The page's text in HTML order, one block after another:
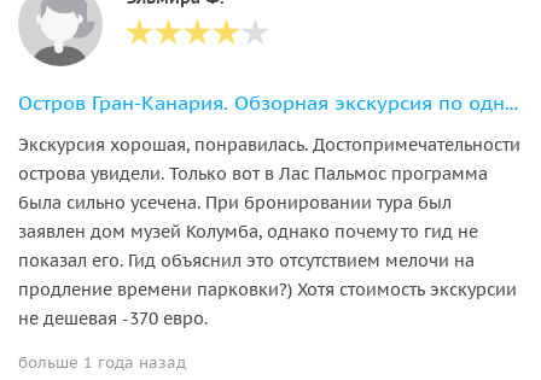
Остров Гран-Канария. Обзорная экскурсия по одному континенту
Экскурсия хорошая, понравилась. Достопримечательности
острова увидели. Только вот в Лас Пальмос программа
была сильно усечена. При бронировании тура был
заявлен дом музей Колумба, однако почему то гид не
показал его. Гид объяснил это отсутствием мелочи на
продление времени парковки?) Хотя стоимость экскурсии
не дешевая -370 евро.
больше 1 года назад